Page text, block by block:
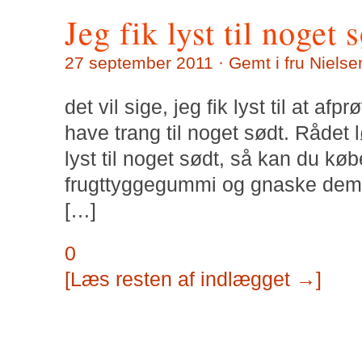
Jeg fik lyst til noget
27 september 2011 · Gemt i fru
det vil sige, jeg fik lyst til at
have trang til noget sødt.
lyst til noget sødt, så kan du
frugttyggegummi og gnaske
[…]
0
[Læs resten af indlægget →]